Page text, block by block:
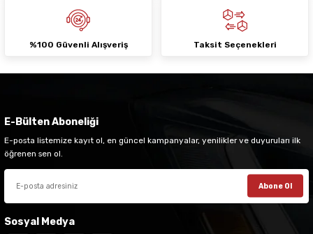
%100 Güvenli Alışveriş Taksit Seçenekleri
E-Bülten Aboneliği
E-posta listemize kayıt ol, en güncel kampanyalar, yenilikler ve duyuruları ilk
öğrenen sen ol.
Abone Ol
Sosyal Medya